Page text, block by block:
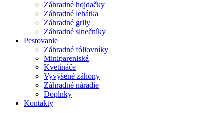
Záhradné hojdačky
Záhradné lehátka
Záhradné grily
Záhradné slnečníky
Pestovanie
Záhradné fóliovníky
Minipareniská
Kvetináče
Vyvýšené záhony
Záhradné náradie
Doplnky
Kontakty